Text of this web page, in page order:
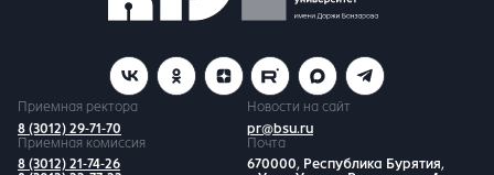
Приемная ректора
8 (3012) 29-71-70
Новости на сайт
pr@bsu.ru
Приемная комиссия
8 (3012) 21-74-26
Почта
670000, Республика Бурятия,